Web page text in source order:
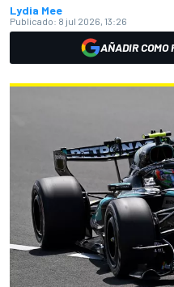
Lydia Mee
Publicado: 8 jul 2026, 13:26
AÑADIR COMO